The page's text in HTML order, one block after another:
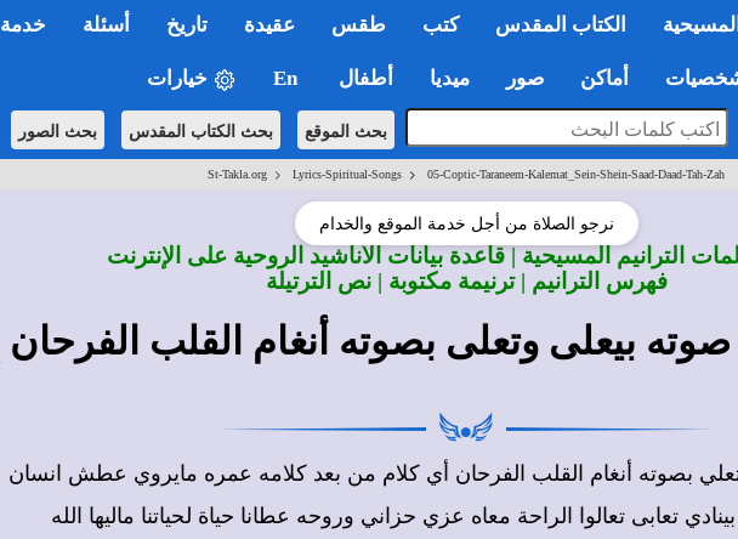
المسيحية الكتاب المقدس كتب طقس عقيدة تاريخ أسئلة خدمة
أماكن صور ميديا أطفال En خيارات
بحث الموقع بحث الكتاب المقدس بحث الصور
St-Takla.org > Lyrics-Spiritual-Songs > 05-Coptic-Taraneem-Kalemat_Sein-Shein-Saad-Daad-Tah-Zah
نرجو الصلاة من أجل خدمة الموقع والخدام
الترانيم المسيحية | قاعدة بيانات الأناشيد الروحية على الإنترنت
فهرس الترانيم | ترنيمة مكتوبة | نص الترتيلة
بيعلى وتعلى بصوته أنغام القلب الفرحان
بصوته أنغام القلب الفرحان أي كلام من بعد كلامه عمره مايروي عطش انسان
تعابى تعالوا الراحة معاه عزي حزاني وروحه عطانا حياة لحياتنا ماليها الله